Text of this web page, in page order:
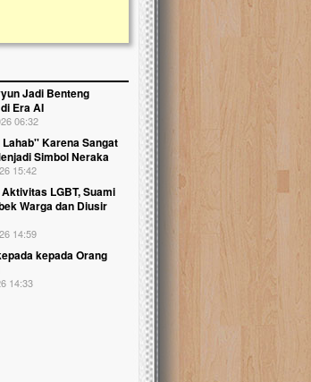
Jadi Benteng
Era AI
06:32
Karena Sangat
Simbol Neraka
15:42
LGBT, Suami
Warga dan Diusir
14:59
kepada Orang
14:33